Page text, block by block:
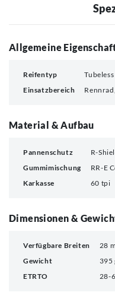
Allgemeine
Reifentyp
Einsatzbereich
Material & Aufbau
Pannenschutz R-
Gummimischung
RR-E
Karkasse
60 tpi
Dimensionen &
Verfügbare Breiten
28
Gewicht
395
ETRTO
28-